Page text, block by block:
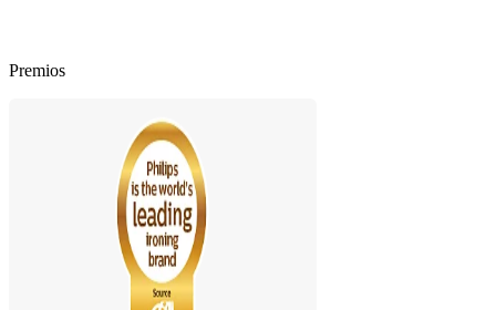
Premios